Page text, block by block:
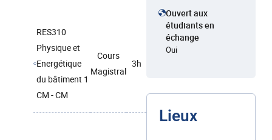
RES310
Physique et
Energétique
du bâtiment 1
CM - CM
Cours
Magistral
3h
Ouvert aux
étudiants en
échange
Oui
Lieux